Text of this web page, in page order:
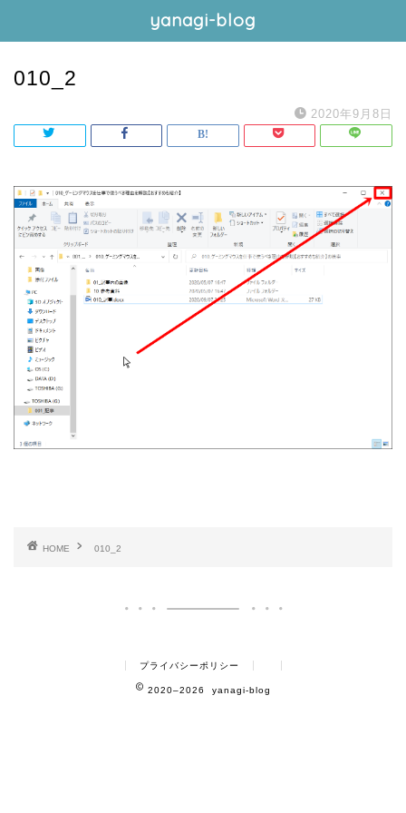
yanagi-blog
010_2
2020年9月8日
HOME 010_2
プライバシーポリシー
2020–2026 yanagi-blog